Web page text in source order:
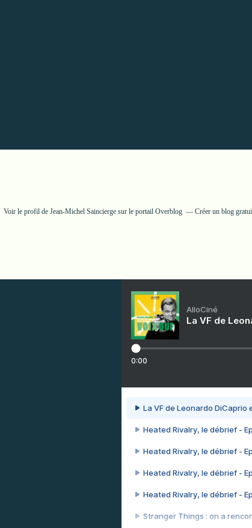
Voir le profil de Jean-Michel Sainciergesur le portail Overblog Créer un blog
AlloCiné
La VF de
0:00
La VF de Leonardo
Heated Rivalry, le débrief -
Heated Rivalry, le débrief -
Heated Rivalry, le débrief -
Heated Rivalry, le débrief -
Stranger Things : on a